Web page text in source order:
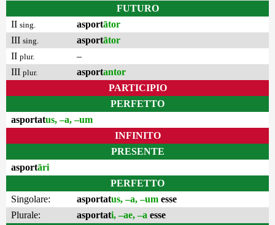
FUTURO
II sing. asportātor
III sing. asportātor
II plur.
–
III plur. asportantor
PARTICIPIO
PERFETTO
asportatus, –a, –um
INFINITO
PRESENTE
asportāri
PERFETTO
Singolare:
asportatus, –a, –um esse
Plurale:
asportati, –ae, –a esse